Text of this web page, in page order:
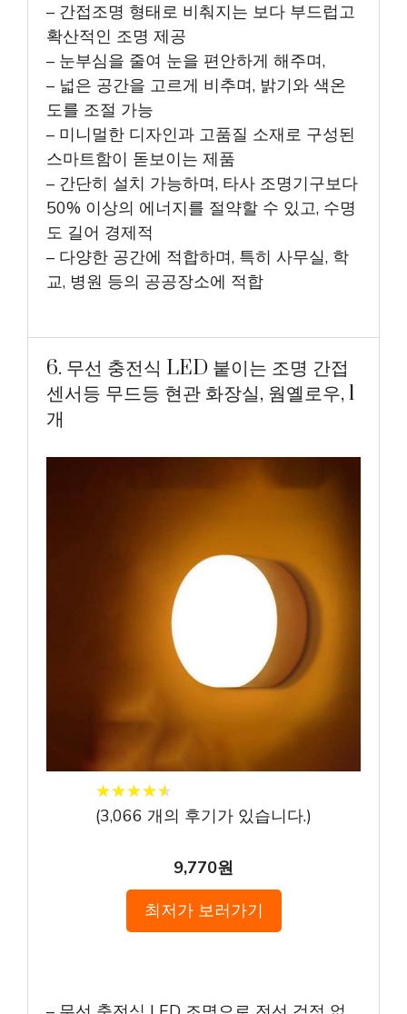
– 간접조명 형태로 비춰지는 보다 부드럽고
확산적인 조명 제공
– 눈부심을 줄여 눈을 편안하게 해주며,
– 넓은 공간을 고르게 비추며, 밝기와 색온
도를 조절 가능
– 미니멀한 디자인과 고품질 소재로 구성된
스마트함이 돋보이는 제품
– 간단히 설치 가능하며, 타사 조명기구보다
50% 이상의 에너지를 절약할 수 있고, 수명
도 길어 경제적
– 다양한 공간에 적합하며, 특히 사무실, 학
교, 병원 등의 공공장소에 적합
6. 무선 충전식 LED 붙이는 조명 간접
센서등 무드등 현관 화장실, 웜옐로우, 1
개
★★★★★
★★★★★
(3,066 개의 후기가 있습니다.)
9,770원
최저가 보러가기